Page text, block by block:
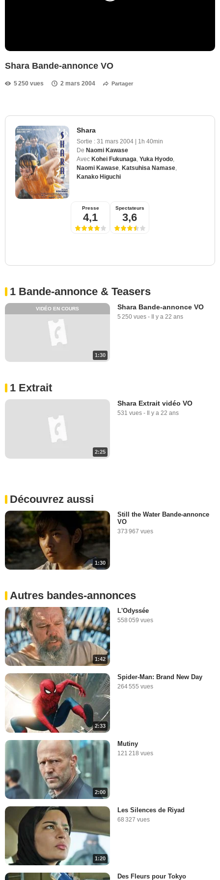
Shara Bande-annonce VO
5 250 vues 2 mars 2004 Partager
Shara
Sortie : 31 mars 2004 | 1h 40min
De Naomi Kawase
Avec Kohei Fukunaga Yuka Hyodo
Naomi Kawase Katsuhisa Namase
Kanako Higuchi
Presse
4,1
Spectateurs
3,6
1 Bande-annonce & Teasers
1:30
VIDÉO EN COURS Shara Bande-annonce VO
5 250 vues - Il y a 22 ans
1 Extrait
2:25
Shara Extrait vidéo VO
531 vues - Il y a 22 ans
Découvrez aussi
1:30
Still the Water Bande-annonce
VO
373 967 vues
Autres bandes-annonces
1:42
L'Odyssée
558 059 vues
2:33
Spider-Man: Brand New Day
264 555 vues
2:00
Mutiny
121 218 vues
1:20
Les Silences de Riyad
68 327 vues
Des Fleurs pour Tokyo